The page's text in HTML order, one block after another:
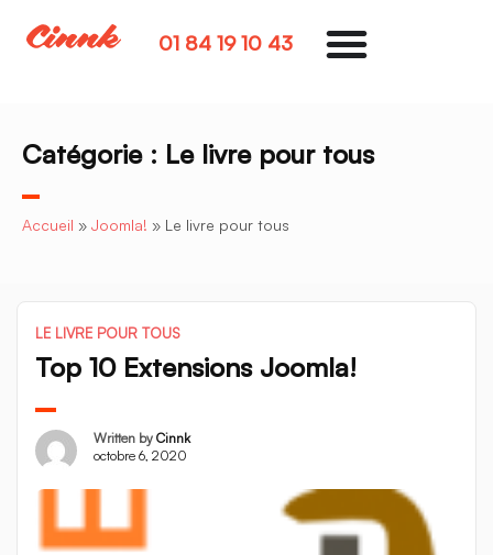
01 84 19 10 43
Catégorie : Le livre pour tous
Accueil » Joomla! » Le livre pour tous
LE LIVRE POUR TOUS
Top 10 Extensions Joomla!
Written by Cinnk
octobre 6, 2020